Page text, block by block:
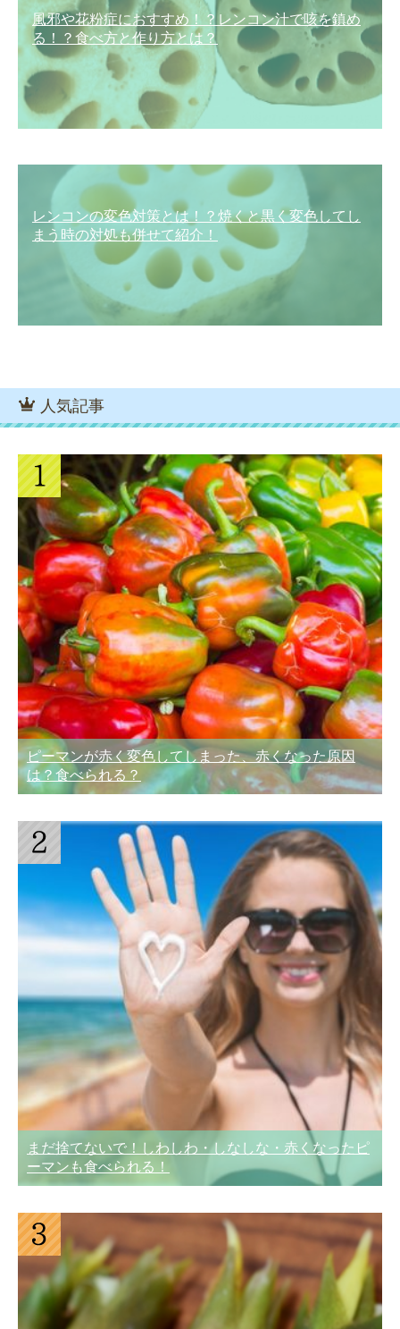
風邪や花粉症におすすめ！？レンコン汁で咳を鎮め
る！？食べ方と作り方とは？
レンコンの変色対策とは！？焼くと黒く変色してし
まう時の対処も併せて紹介！
人気記事
ピーマンが赤く変色してしまった、赤くなった原因
は？食べられる？
まだ捨てないで！しわしわ・しなしな・赤くなったピ
ーマンも食べられる！